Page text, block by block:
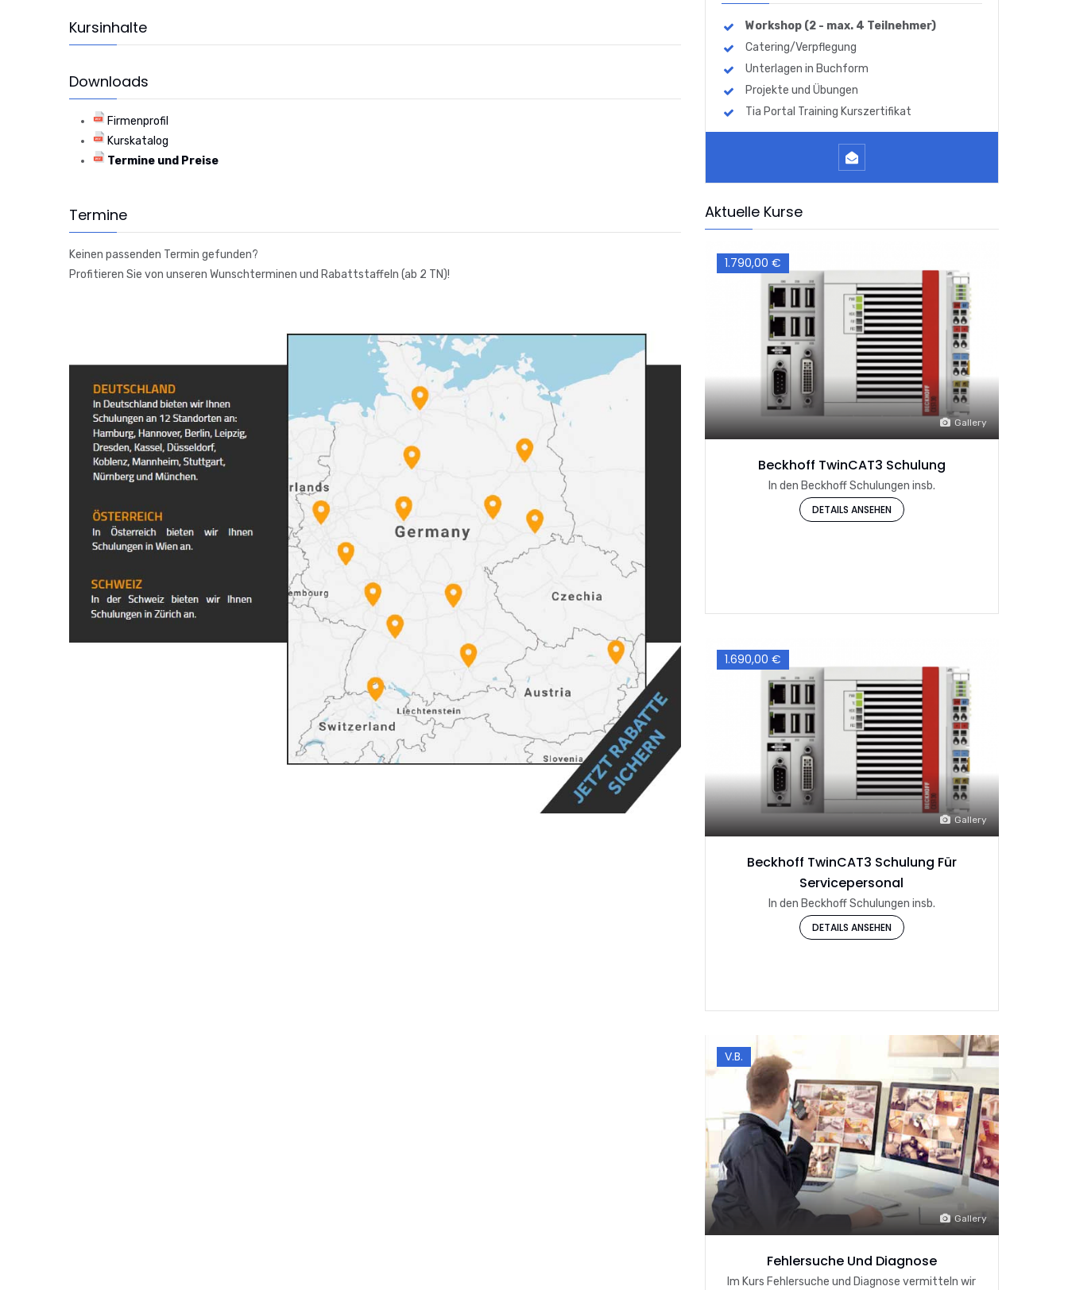
Workshop (2 - max. 4 Teilnehmer)
Catering/Verpflegung
Unterlagen in Buchform
Projekte und Übungen
Tia Portal Training Kurszertifikat
Aktuelle Kurse
Gallery
1.790,00 €
Beckhoff TwinCAT3 Schulung
In den Beckhoff Schulungen insb.
DETAILS ANSEHEN
Gallery
1.690,00 €
Beckhoff TwinCAT3 Schulung Für
Servicepersonal
In den Beckhoff Schulungen insb.
DETAILS ANSEHEN
Gallery
V.B.
Fehlersuche Und Diagnose
Im Kurs Fehlersuche und Diagnose vermitteln wir
Kursinhalte
Downloads
Firmenprofil
Kurskatalog
Termine und Preise
Termine
Keinen passenden Termin gefunden?
Profitieren Sie von unseren Wunschterminen und Rabattstaffeln (ab 2 TN)!